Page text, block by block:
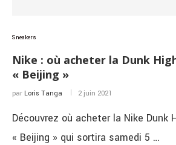
Sneakers
Nike : où acheter la Dunk
« Beijing »
par Loris Tanga 2 juin 2021
Découvrez où acheter la Nike Dunk
« Beijing » qui sortira samedi 5 …